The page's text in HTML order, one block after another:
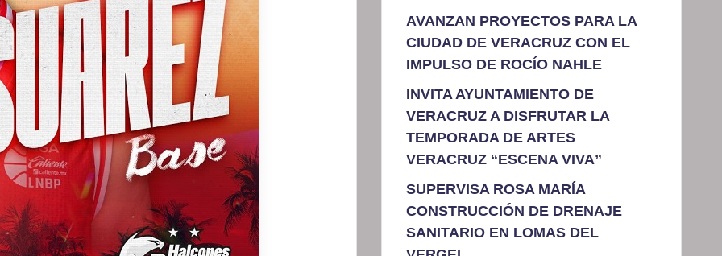
AVANZAN PROYECTOS PARA LA
CIUDAD DE VERACRUZ CON EL
IMPULSO DE ROCÍO NAHLE
INVITA AYUNTAMIENTO DE
VERACRUZ A DISFRUTAR LA
TEMPORADA DE ARTES
VERACRUZ “ESCENA VIVA”
SUPERVISA ROSA MARÍA
CONSTRUCCIÓN DE DRENAJE
SANITARIO EN LOMAS DEL